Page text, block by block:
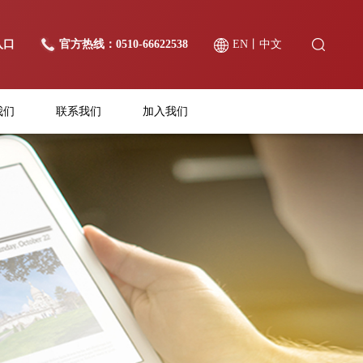
EN丨 中文
官方热线：0510-66622538
们 联系我们 加入我们